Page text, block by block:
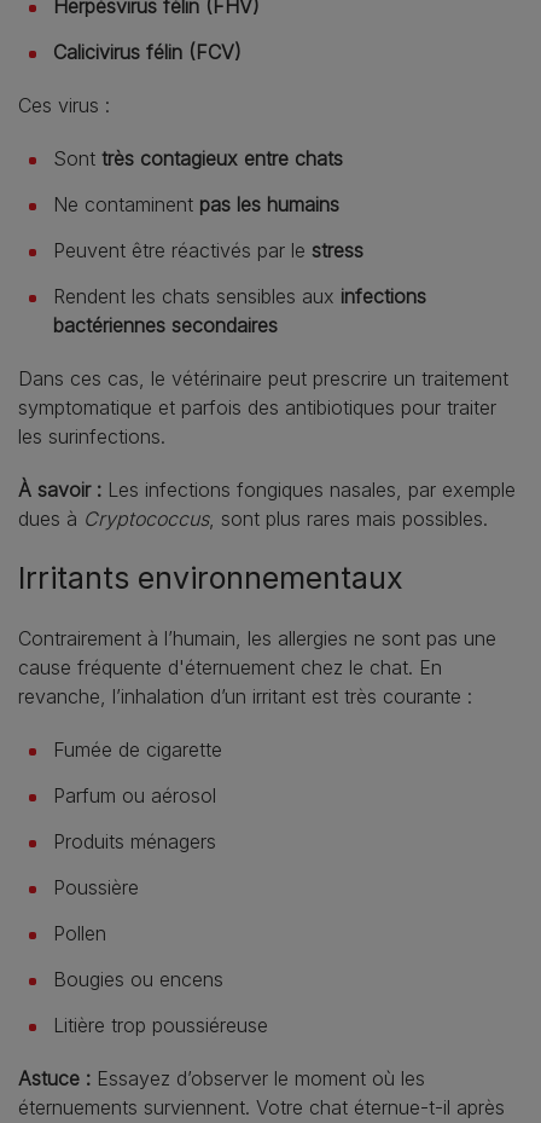
Herpèsvirus félin (FHV)
Calicivirus félin (FCV)
Ces virus :
Sont très contagieux entre chats
Ne contaminent pas les humains
Peuvent être réactivés par le stress
Rendent les chats sensibles aux infections
bactériennes secondaires
Dans ces cas, le vétérinaire peut prescrire un traitement
symptomatique et parfois des antibiotiques pour traiter
les surinfections.
À savoir : Les infections fongiques nasales, par exemple
dues à Cryptococcus, sont plus rares mais possibles.
Irritants environnementaux
Contrairement à l’humain, les allergies ne sont pas une
cause fréquente d'éternuement chez le chat. En
revanche, l’inhalation d’un irritant est très courante :
Fumée de cigarette
Parfum ou aérosol
Produits ménagers
Poussière
Pollen
Bougies ou encens
Litière trop poussiéreuse
Astuce : Essayez d’observer le moment où les
éternuements surviennent. Votre chat éternue-t-il après